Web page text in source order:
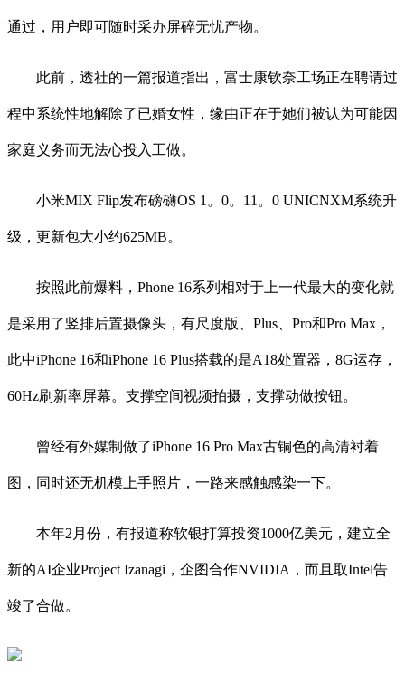
通过，用户即可随时采办屏碎无忧产物。
此前，透社的一篇报道指出，富士康钦奈工场正在聘请过
程中系统性地解除了已婚女性，缘由正在于她们被认为可能因
家庭义务而无法心投入工做。
小米MIX Flip发布磅礴OS 1。0。11。0 UNICNXM系统升
级，更新包大小约625MB。
按照此前爆料，Phone 16系列相对于上一代最大的变化就
是采用了竖排后置摄像头，有尺度版、Plus、Pro和Pro Max，
此中iPhone 16和iPhone 16 Plus搭载的是A18处置器，8G运存，
60Hz刷新率屏幕。支撑空间视频拍摄，支撑动做按钮。
曾经有外媒制做了iPhone 16 Pro Max古铜色的高清衬着
图，同时还无机模上手照片，一路来感触感染一下。
本年2月份，有报道称软银打算投资1000亿美元，建立全
新的AI企业Project Izanagi，企图合作NVIDIA，而且取Intel告
竣了合做。